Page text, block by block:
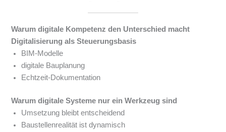
Warum digitale Kompetenz den Unterschied macht
Digitalisierung als Steuerungsbasis
BIM-Modelle
digitale Bauplanung
Echtzeit-Dokumentation
Warum digitale Systeme nur ein Werkzeug sind
Umsetzung bleibt entscheidend
Baustellenrealität ist dynamisch